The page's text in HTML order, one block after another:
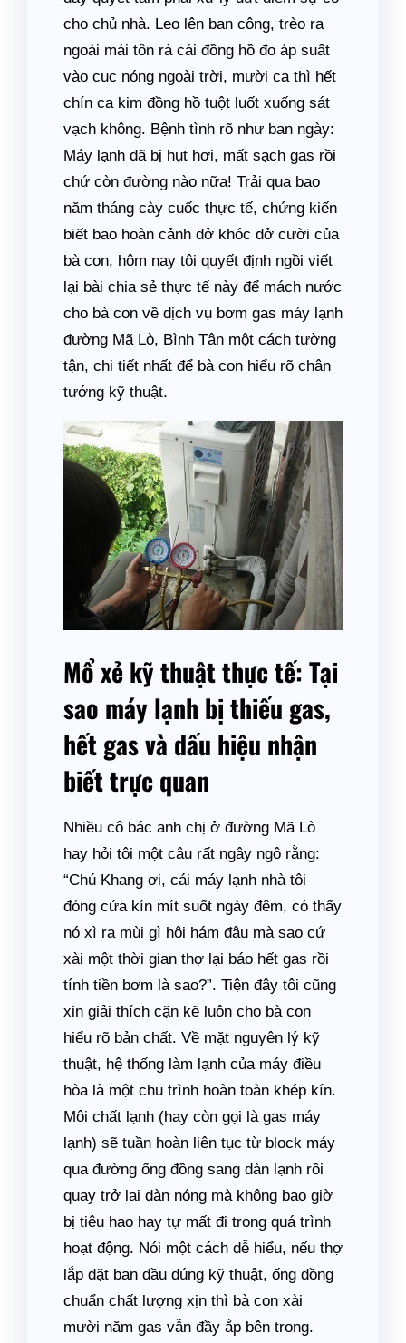
cho chủ nhà. Leo lên ban công, trèo ra
ngoài mái tôn rà cái đồng hồ đo áp suất
vào cục nóng ngoài trời, mười ca thì hết
chín ca kim đồng hồ tuột luốt xuống sát
vạch không. Bệnh tình rõ như ban ngày:
Máy lạnh đã bị hụt hơi, mất sạch gas rồi
chứ còn đường nào nữa! Trải qua bao
năm tháng cày cuốc thực tế, chứng kiến
biết bao hoàn cảnh dở khóc dở cười của
bà con, hôm nay tôi quyết định ngồi viết
lại bài chia sẻ thực tế này để mách nước
cho bà con về dịch vụ bơm gas máy lạnh
đường Mã Lò, Bình Tân một cách tường
tận, chi tiết nhất để bà con hiểu rõ chân
tướng kỹ thuật.
Mổ xẻ kỹ thuật thực tế: Tại
sao máy lạnh bị thiếu gas,
hết gas và dấu hiệu nhận
biết trực quan
Nhiều cô bác anh chị ở đường Mã Lò
hay hỏi tôi một câu rất ngây ngô rằng:
“Chú Khang ơi, cái máy lạnh nhà tôi
đóng cửa kín mít suốt ngày đêm, có thấy
nó xì ra mùi gì hôi hám đâu mà sao cứ
xài một thời gian thợ lại báo hết gas rồi
tính tiền bơm là sao?”. Tiện đây tôi cũng
xin giải thích cặn kẽ luôn cho bà con
hiểu rõ bản chất. Về mặt nguyên lý kỹ
thuật, hệ thống làm lạnh của máy điều
hòa là một chu trình hoàn toàn khép kín.
Môi chất lạnh (hay còn gọi là gas máy
lạnh) sẽ tuần hoàn liên tục từ block máy
qua đường ống đồng sang dàn lạnh rồi
quay trở lại dàn nóng mà không bao giờ
bị tiêu hao hay tự mất đi trong quá trình
hoạt động. Nói một cách dễ hiểu, nếu thợ
lắp đặt ban đầu đúng kỹ thuật, ống đồng
chuẩn chất lượng xịn thì bà con xài
mười năm gas vẫn đầy ắp bên trong.